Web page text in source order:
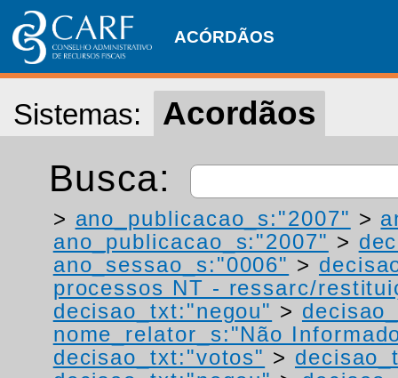
ACÓRDÃOS
Sistemas: Acordãos
Busca:
> ano_publicacao_s:"2007" >
ano_publicacao_s:"2007" >
ano_sessao_s:"0006" >
processos NT - ressarc/
decisao_txt:"negou" >
nome_relator_s:"Não
decisao_txt:"votos" >